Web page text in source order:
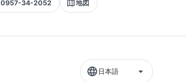
0957-34-2052
地図
日本語